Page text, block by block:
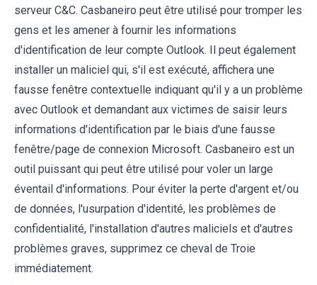
serveur C&C. Casbaneiro peut être utilisé pour tromper les
gens et les amener à fournir les informations
d'identification de leur compte Outlook. Il peut également
installer un maliciel qui, s'il est exécuté, affichera une
fausse fenêtre contextuelle indiquant qu'il y a un problème
avec Outlook et demandant aux victimes de saisir leurs
informations d'identification par le biais d'une fausse
fenêtre/page de connexion Microsoft. Casbaneiro est un
outil puissant qui peut être utilisé pour voler un large
éventail d'informations. Pour éviter la perte d'argent et/ou
de données, l'usurpation d'identité, les problèmes de
confidentialité, l'installation d'autres maliciels et d'autres
problèmes graves, supprimez ce cheval de Troie
immédiatement.